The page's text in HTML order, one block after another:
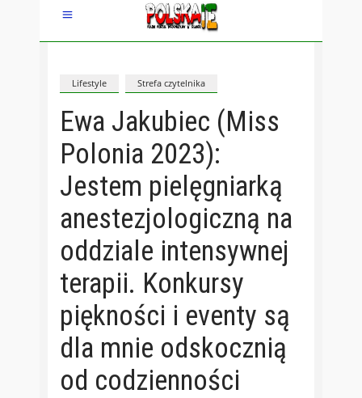
Lifestyle Strefa czytelnika
Ewa Jakubiec (Miss
Polonia 2023):
Jestem pielęgniarką
anestezjologiczną na
oddziale intensywnej
terapii. Konkursy
piękności i eventy są
dla mnie odskocznią
od codzienności